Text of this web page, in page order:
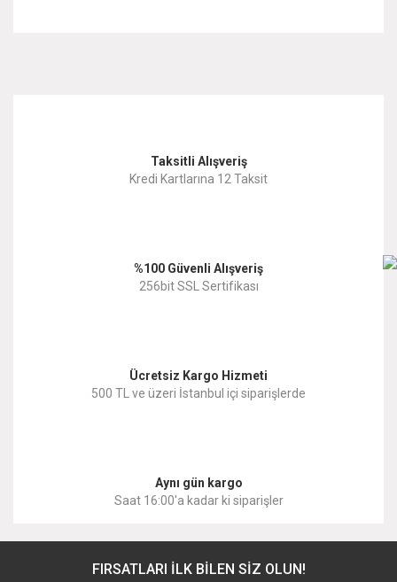
Ürün resmi kalitesiz, bozuk veya görüntülenemiyor.
Ürün fiyatı diğer sitelerden daha pahalı.
Taksitli Alışveriş
Kredi Kartlarına 12 Taksit
%100 Güvenli Alışveriş
256bit SSL Sertifikası
Ücretsiz Kargo Hizmeti
500 TL ve üzeri İstanbul içi siparişlerde
Aynı gün kargo
Saat 16:00'a kadar ki siparişler
FIRSATLARI İLK BİLEN SİZ OLUN!